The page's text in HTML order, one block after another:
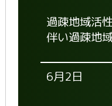
過疎地域活
伴い過疎地
6月2日